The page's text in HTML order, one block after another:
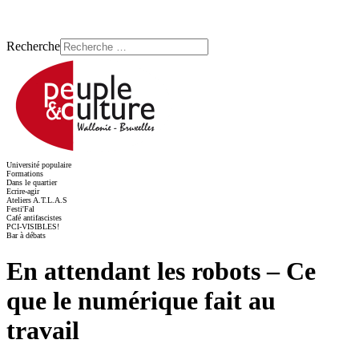
Recherche
Université populaire
Formations
Dans le quartier
Ecrire-agir
Ateliers A.T.L.A.S
Festi'Fal
Café antifascistes
PCI-VISIBLES!
Bar à débats
En attendant les robots – Ce
que le numérique fait au
travail